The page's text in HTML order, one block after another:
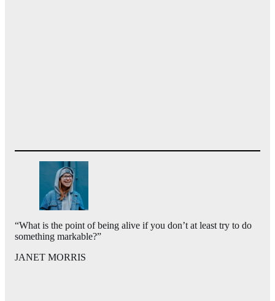
“What is the point of being alive if you don’t at least try to do
something markable?”
JANET MORRIS